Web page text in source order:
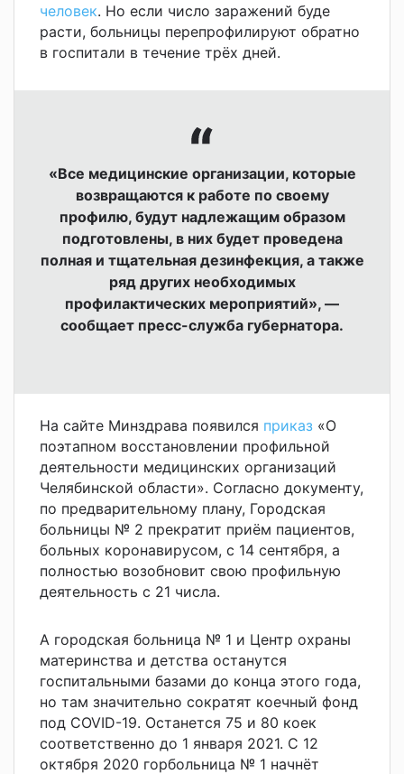
человек. Но если число заражений буде
расти, больницы перепрофилируют обратно
в госпитали в течение трёх дней.
«Все медицинские организации, которые
возвращаются к работе по своему
профилю, будут надлежащим образом
подготовлены, в них будет проведена
полная и тщательная дезинфекция, а также
ряд других необходимых
профилактических мероприятий», —
сообщает пресс-служба губернатора.
На сайте Минздрава появился приказ «О
поэтапном восстановлении профильной
деятельности медицинских организаций
Челябинской области». Согласно документу,
по предварительному плану, Городская
больницы № 2 прекратит приём пациентов,
больных коронавирусом, с 14 сентября, а
полностью возобновит свою профильную
деятельность с 21 числа.
А городская больница № 1 и Центр охраны
материнства и детства останутся
госпитальными базами до конца этого года,
но там значительно сократят коечный фонд
под COVID-19. Останется 75 и 80 коек
соответственно до 1 января 2021. С 12
октября 2020 горбольница № 1 начнёт